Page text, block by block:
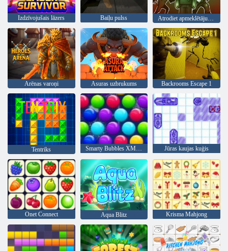
Izdzīvojušais lāzers Baiļu pulss Atrodiet apmeklētājus 99 naktis
Arēnas varoņi Asuras uzbrukums Backrooms Escape 1
Tentriks Smarty Bubbles XMas Edition Jūras kaujas kuģis
Onet Connect Aqua Blitz Krisma Mahjong